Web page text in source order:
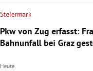
Steiermark
Pkw von Zug erfasst:
Bahnunfall bei Graz
Heute